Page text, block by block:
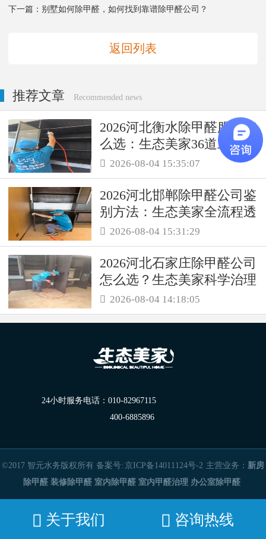
 关于我们  咨询热线
下一篇： 别墅如何除甲醛，如何找到靠谱除甲醛公司？
返回列表
推荐文章 Recommended news
2026河北衡水除甲醛服务怎
么选：生态美家36道工序筑
牢品质基础
 2026-08-04 15:35:07
2026河北邯郸除甲醛公司鉴
别方法：生态美家全流程透
明更可信
 2026-08-04 15:31:29
2026河北石家庄除甲醛公司
怎么选？生态美家科学治理
更有效
 2026-08-04 14:18:05
24小时服务电话： 010-82967115
400-6885896
©2017 智元水务版权所有 备案号: 京ICP备14011124号-2 主营业务： 新房
除甲醛 装修除甲醛 室内除甲醛 室内甲醛治理 办公室除甲醛